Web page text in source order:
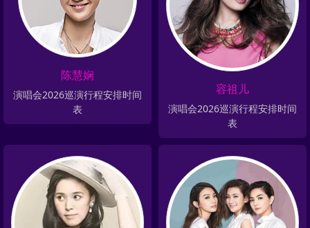
陈慧娴
演唱会2026巡演行程安排时间
表
容祖儿
演唱会2026巡演行程安排时间
表